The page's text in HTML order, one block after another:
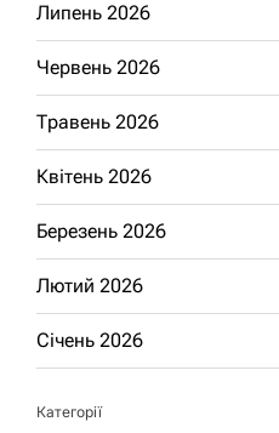
Липень 2026
Червень 2026
Травень 2026
Квітень 2026
Березень 2026
Лютий 2026
Січень 2026
Категорії